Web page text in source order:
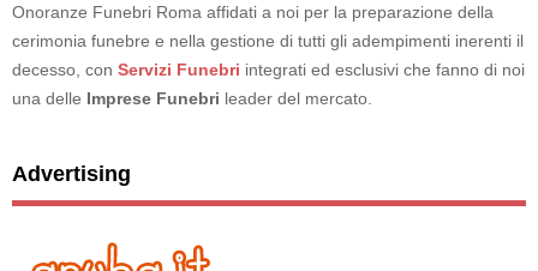
Onoranze Funebri Roma affidati a noi per la preparazione della
cerimonia funebre e nella gestione di tutti gli adempimenti inerenti il
decesso, con Servizi Funebri integrati ed esclusivi che fanno di noi
una delle Imprese Funebri leader del mercato.
Advertising